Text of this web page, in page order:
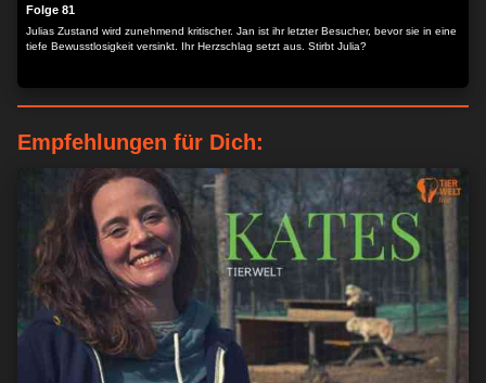
Folge 81
Julias Zustand wird zunehmend kritischer. Jan ist ihr letzter Besucher, bevor sie in eine
tiefe Bewusstlosigkeit versinkt. Ihr Herzschlag setzt aus. Stirbt Julia?
Empfehlungen für Dich: